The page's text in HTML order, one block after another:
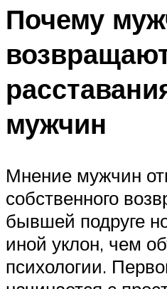
Почему
мужчин
Мнение мужчин
собственного
бывшей подруге
иной уклон, чем
психологии.